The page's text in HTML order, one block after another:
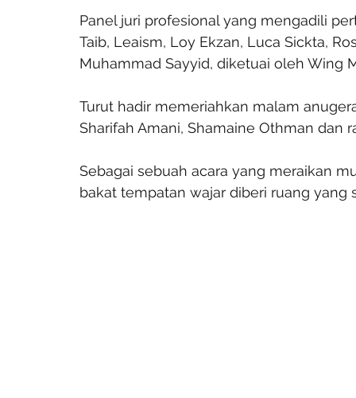
Panel juri profesional yang mengadili
Taib, Leaism, Loy Ekzan, Luca Sickta,
Muhammad Sayyid, diketuai oleh Wing
Turut hadir memeriahkan malam
Sharifah Amani, Shamaine Othman dan
Sebagai sebuah acara yang meraikan
bakat tempatan wajar diberi ruang yang